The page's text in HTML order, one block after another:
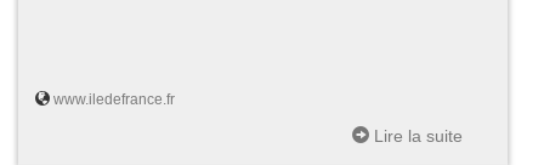
www.iledefrance.fr
Lire la suite